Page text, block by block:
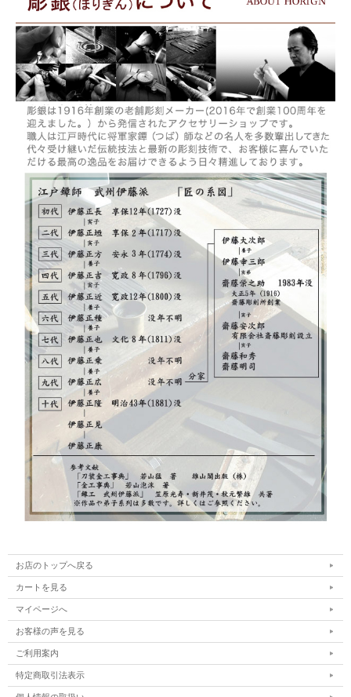
お店のトップへ戻る
カートを見る
マイページへ
お客様の声を見る
ご利用案内
特定商取引法表示